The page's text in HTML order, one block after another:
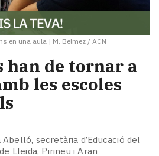
en una aula | M. Belmez / ACN
han de tornar a
les escoles
secretària d’Educació del
Lleida, Pirineu i Aran